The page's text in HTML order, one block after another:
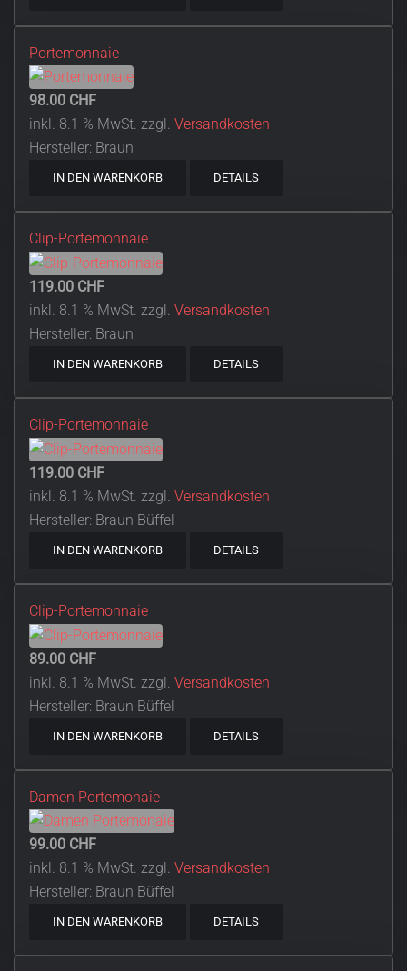
Portemonnaie
98.00 CHF
inkl. 8.1 % MwSt. zzgl. Versandkosten
Hersteller: Braun
IN DEN WARENKORB DETAILS
Clip-Portemonnaie
119.00 CHF
inkl. 8.1 % MwSt. zzgl. Versandkosten
Hersteller: Braun
IN DEN WARENKORB DETAILS
Clip-Portemonnaie
119.00 CHF
inkl. 8.1 % MwSt. zzgl. Versandkosten
Hersteller: Braun Büffel
IN DEN WARENKORB DETAILS
Clip-Portemonnaie
89.00 CHF
inkl. 8.1 % MwSt. zzgl. Versandkosten
Hersteller: Braun Büffel
IN DEN WARENKORB DETAILS
Damen Portemonaie
99.00 CHF
inkl. 8.1 % MwSt. zzgl. Versandkosten
Hersteller: Braun Büffel
IN DEN WARENKORB DETAILS